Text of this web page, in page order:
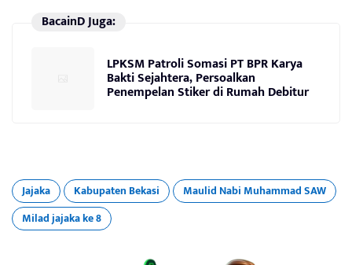
BacainD Juga:
LPKSM Patroli Somasi PT BPR Karya
Bakti Sejahtera, Persoalkan
Penempelan Stiker di Rumah Debitur
Jajaka Kabupaten Bekasi
Maulid Nabi Muhammad SAW
Milad jajaka ke 8